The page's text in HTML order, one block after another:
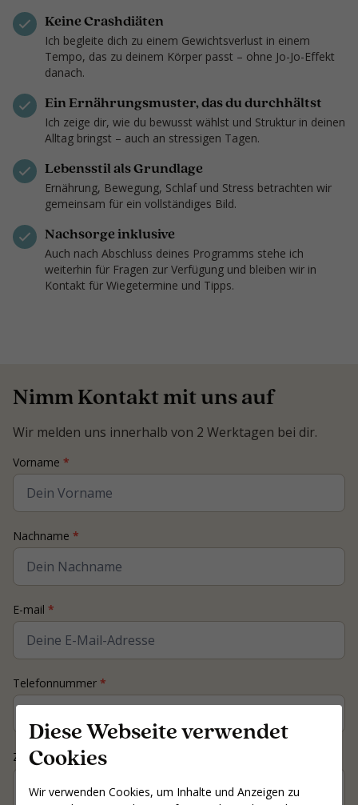
Diese Webseite verwendet
Cookies
Wir verwenden Cookies, um Inhalte und Anzeigen zu
Keine Crashdiäten
Ich begleite dich zu einem Gewichtsverlust in einem
Tempo, das zu deinem Körper passt – ohne Jo-Jo-Effekt
danach.
Ein Ernährungsmuster, das du durchhältst
Ich zeige dir, wie du bewusst wählst und Struktur in deinen
Alltag bringst – auch an stressigen Tagen.
Lebensstil als Grundlage
Ernährung, Bewegung, Schlaf und Stress betrachten wir
gemeinsam für ein vollständiges Bild.
Nachsorge inklusive
Auch nach Abschluss deines Programms stehe ich
weiterhin für Fragen zur Verfügung und bleiben wir in
Kontakt für Wiegetermine und Tipps.
Nimm Kontakt mit uns auf
Wir melden uns innerhalb von 2 Werktagen bei dir.
Contact
Coach
Vorname *
Nachname *
E-mail *
Telefonnummer *
Ziel / Frage